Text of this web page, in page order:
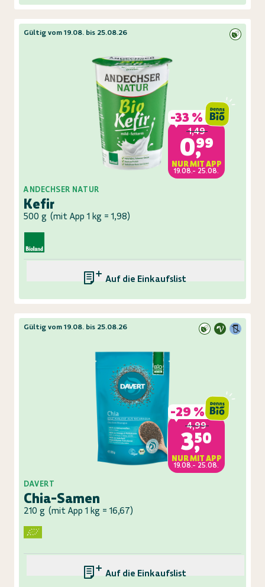
Gültig vom 19.08. bis 25.08.26
-33 %
1,49
0,99
NUR MIT APP
19.08.- 25.08.
ANDECHSER NATUR
Kefir
500 g (mit App 1 kg = 1,98)
Auf die Einkaufsliste
Gültig vom 19.08. bis 25.08.26
-29 %
4,99
3,50
NUR MIT APP
19.08.- 25.08.
DAVERT
Chia-Samen
210 g (mit App 1 kg = 16,67)
Auf die Einkaufsliste